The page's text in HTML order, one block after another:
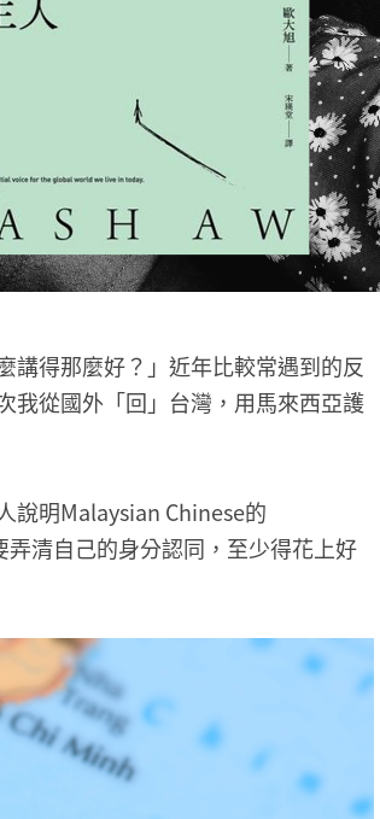
講得那麼好？」近年比較常遇到的反
我從國外「回」台灣，用馬來西亞護
說明Malaysian Chinese的
弄清自己的身分認同，至少得花上好